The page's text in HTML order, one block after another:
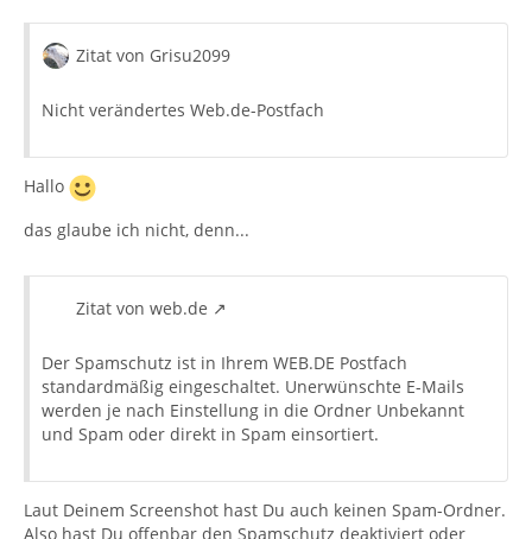
Zitat von Grisu2099
Nicht verändertes Web.de-Postfach
Hallo
das glaube ich nicht, denn...
Zitat von web.de
Der Spamschutz ist in Ihrem WEB.DE Postfach
standardmäßig eingeschaltet. Unerwünschte E-Mails
werden je nach Einstellung in die Ordner Unbekannt
und Spam oder direkt in Spam einsortiert.
Laut Deinem Screenshot hast Du auch keinen Spam-Ordner.
Also hast Du offenbar den Spamschutz deaktiviert oder